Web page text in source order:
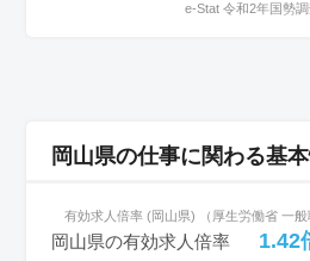
e-Stat 令和2年国勢
岡山県の仕事に関わる基
有効求人倍率 (岡山県) （厚生労働省 一般
岡山県の有効求人倍率 1.42